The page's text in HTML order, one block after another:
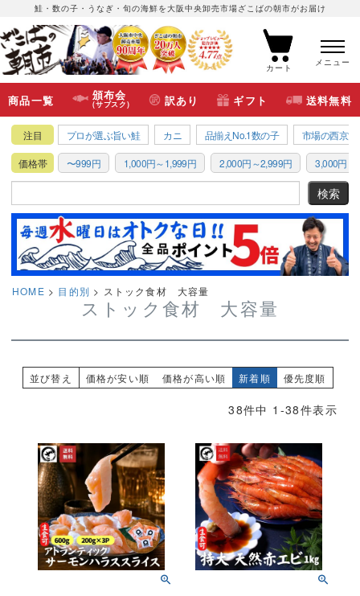
鮭・数の子・うなぎ・旬の海鮮を大阪中央卸売市場ざこばの朝市がお届け
カート
メニュー
商品一覧 頒布会
(サブスク) 訳あり ギフト 送料無料
注目 プロが選ぶ旨い鮭 カニ 品揃えNo.1数の子 市場の西京漬
価格帯 〜999円 1,000円～1,999円 2,000円～2,999円 3,000円～
HOME 目的別 ストック食材 大容量
ストック食材 大容量
並び替え 価格が安い順 価格が高い順 新着順 優先度順
38件中 1 -38件表示